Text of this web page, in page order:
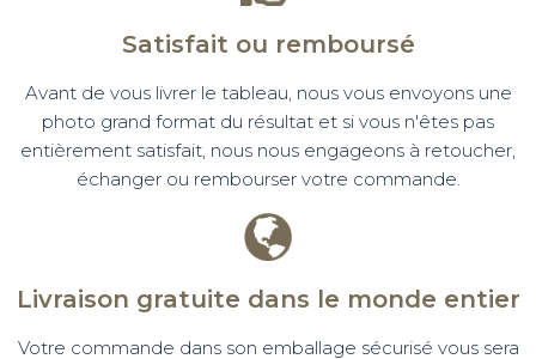
Satisfait ou remboursé
Avant de vous livrer le tableau, nous vous envoyons une
photo grand format du résultat et si vous n'êtes pas
entièrement satisfait, nous nous engageons à retoucher,
échanger ou rembourser votre commande.
Livraison gratuite dans le monde entier
Votre commande dans son emballage sécurisé vous sera